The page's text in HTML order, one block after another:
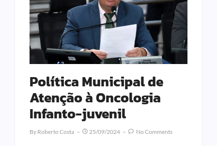
Política Municipal de
Atenção à Oncologia
Infanto-juvenil
By Roberto Costa 25/09/2024 No Comments